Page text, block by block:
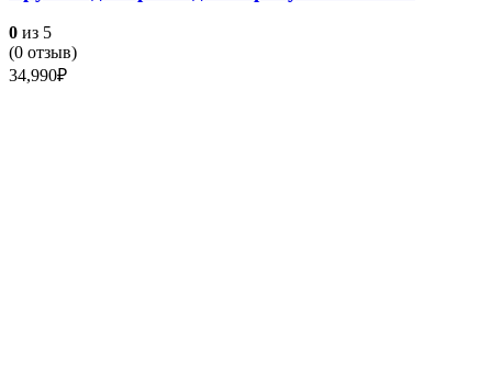
0 из 5
(0 отзыв)
34,990₽